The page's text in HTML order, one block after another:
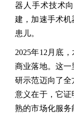
器人手术技术
建，加速手术
患儿。
2025年12月底
商业落地。这
研示范迈向了
意义在于，它
熟的市场化服务